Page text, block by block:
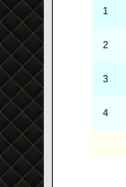
1
2
3
4